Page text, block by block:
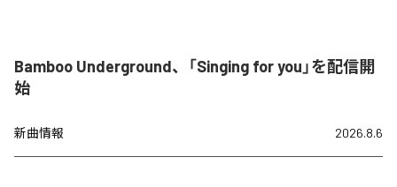
Bamboo Underground、「Singing for you」を配信開
始
新曲情報 2026.8.6